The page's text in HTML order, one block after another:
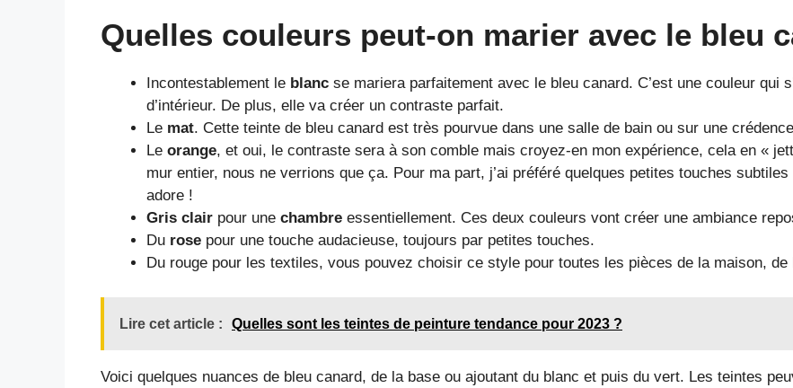
Quelles couleurs peut-on marier avec le bleu
Incontestablement le blanc se mariera parfaitement avec le bleu canard. C’est une couleur qui
d’intérieur. De plus, elle va créer un contraste parfait.
Le mat. Cette teinte de bleu canard est très pourvue dans une salle de bain ou sur une
Le orange, et oui, le contraste sera à son comble mais croyez-en mon expérience, cela en «
mur entier, nous ne verrions que ça. Pour ma part, j’ai préféré quelques petites touches
adore !
Gris clair pour une chambre essentiellement. Ces deux couleurs vont créer une ambiance
Du rose pour une touche audacieuse, toujours par petites touches.
Du rouge pour les textiles, vous pouvez choisir ce style pour toutes les pièces de la maison, de
Lire cet article : Quelles sont les teintes de peinture tendance pour 2023 ?
Voici quelques nuances de bleu canard, de la base ou ajoutant du blanc et puis du vert. Les teintes